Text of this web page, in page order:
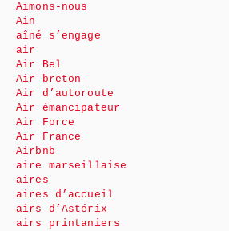
Aimons-nous
Ain
aîné s’engage
air
Air Bel
Air breton
Air d’autoroute
Air émancipateur
Air Force
Air France
Airbnb
aire marseillaise
aires
aires d’accueil
airs d’Astérix
airs printaniers